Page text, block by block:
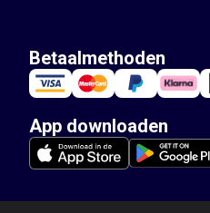
Betaalmethoden
App downloaden